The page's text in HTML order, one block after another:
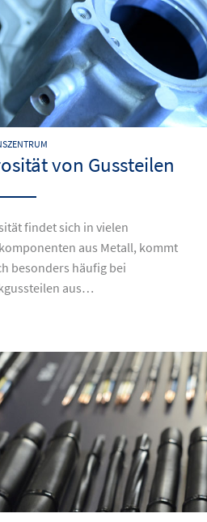
von Gussteilen
findet sich in vielen
aus Metall, kommt
besonders häufig bei
aus…